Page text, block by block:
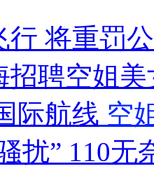
闹非凡 减压"枕头大战"
行 将重罚
招聘空姐
际航线 空
扰” 110